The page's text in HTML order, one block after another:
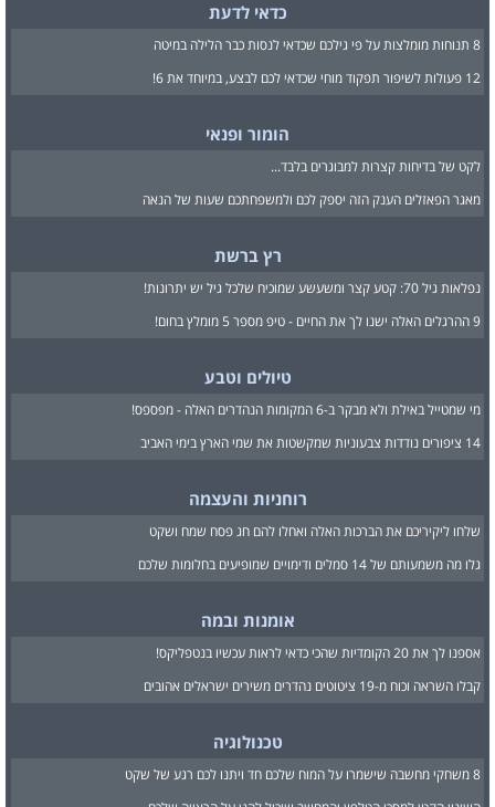
כדאי לדעת
8 תנוחות מומלצות על פי גילכם שכדאי לנסות כבר הלילה במיטה
12 פעולות לשיפור תפקוד מוחי שכדאי לכם לבצע, במיוחד את 6!
הומור ופנאי
לקט של בדיחות קצרות למבוגרים בלבד...
מאגר הפאזלים הענק הזה יספק לכם ולמשפחתכם שעות של הנאה
רץ ברשת
נפלאות גיל 70: קטע קצר ומשעשע שמוכיח שלכל גיל יש יתרונות!
9 ההרגלים האלה ישנו לך את החיים - טיפ מספר 5 מומלץ בחום!
טיולים וטבע
מי שמטייל באילת ולא מבקר ב-6 המקומות הנהדרים האלה - מפספס!
14 ציפורים נודדות צבעוניות שמקשטות את שמי הארץ בימי האביב
רוחניות והעצמה
שלחו ליקיריכם את הברכות האלה ואחלו להם חג פסח שמח ושקט
גלו מה משמעותם של 14 סמלים ודימויים שמופיעים בחלומות שלכם
אומנות ובמה
אספנו לך את 20 הקומדיות שהכי כדאי לראות עכשיו בנטפליקס!
קבלו השראה וכוח מ-19 ציטוטים נהדרים משירים ישראלים אהובים
טכנולוגיה
8 משחקי מחשבה שישמרו על המוח שלכם חד ויתנו לכם רגע של שקט